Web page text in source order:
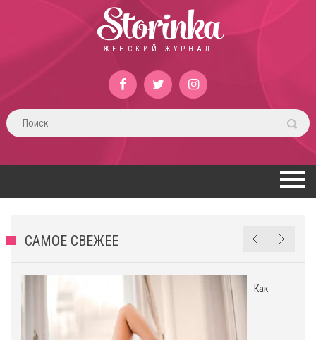
Storinka
ЖЕНСКИЙ ЖУРНАЛ
САМОЕ СВЕЖЕЕ
Как